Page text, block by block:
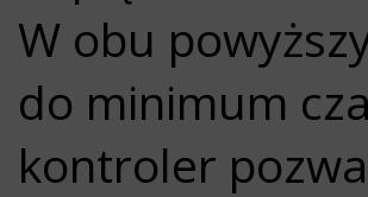
W obu
do minimum
kontroler